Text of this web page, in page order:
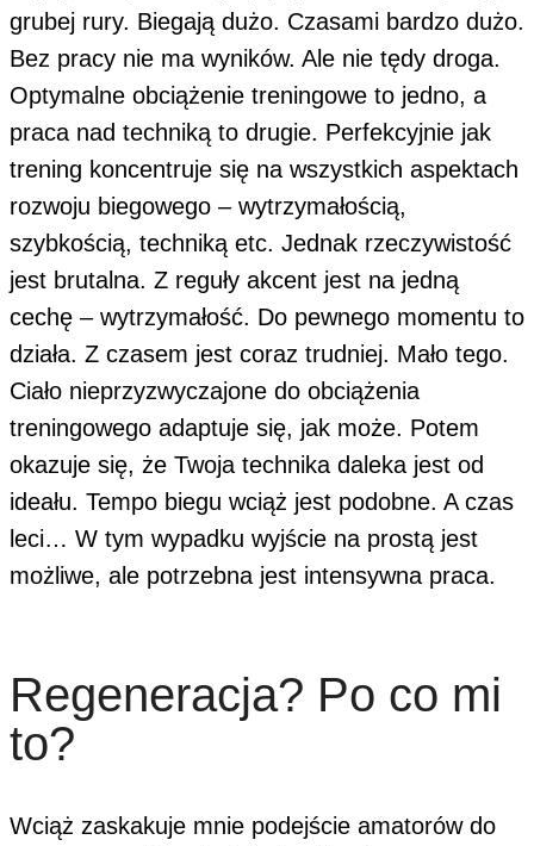
grubej rury. Biegają dużo. Czasami bardzo dużo.
Bez pracy nie ma wyników. Ale nie tędy droga.
Optymalne obciążenie treningowe to jedno, a
praca nad techniką to drugie. Perfekcyjnie jak
trening koncentruje się na wszystkich aspektach
rozwoju biegowego – wytrzymałością,
szybkością, techniką etc. Jednak rzeczywistość
jest brutalna. Z reguły akcent jest na jedną
cechę – wytrzymałość. Do pewnego momentu to
działa. Z czasem jest coraz trudniej. Mało tego.
Ciało nieprzyzwyczajone do obciążenia
treningowego adaptuje się, jak może. Potem
okazuje się, że Twoja technika daleka jest od
ideału. Tempo biegu wciąż jest podobne. A czas
leci… W tym wypadku wyjście na prostą jest
możliwe, ale potrzebna jest intensywna praca.
Regeneracja? Po co mi
to?
Wciąż zaskakuje mnie podejście amatorów do